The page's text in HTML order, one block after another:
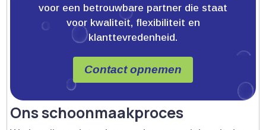
voor een betrouwbare partner die staat
voor kwaliteit, flexibiliteit en
klanttevredenheid.
Contact opnemen
Ons schoonmaakproces